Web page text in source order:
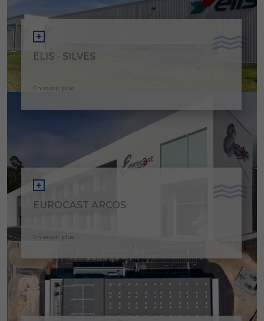
ELIS - SILVES
En savoir plus
EUROCAST ARCOS
En savoir plus